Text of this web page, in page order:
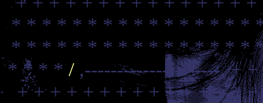
* * * * * * * * * * * * * * * *
* * * * * * * * * * * * * * * *
* * * * / ,---------------------,+ +
+ + + + + + + + + + + + + +